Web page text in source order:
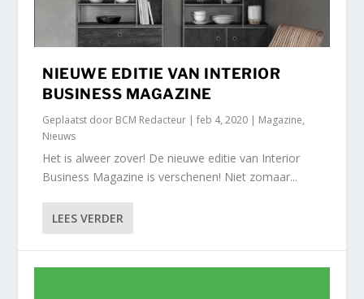
NIEUWE EDITIE VAN INTERIOR
BUSINESS MAGAZINE
Geplaatst door BCM Redacteur |feb 4, 2020 | Magazine,
Nieuws
Het is alweer zover! De nieuwe editie van Interior
Business Magazine is verschenen! Niet zomaar...
LEES VERDER